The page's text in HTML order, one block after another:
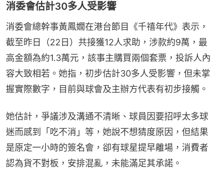
消委會估計30多人受影響
消委會總幹事黃鳳嫺在港台節目《千禧年代》表示，
截至昨日（22日）共接獲12人求助，涉款約9萬，最
高金額為約1.3萬元，該事主購買兩個套票，投訴人內
容大致相若。她指，初步估計30多人受影響，但未掌
握實際數字，目前與球會及主辦方代表有初步接觸。
她估計，爭議涉及溝通不清晰、球員因要招呼太多球
迷而感到「吃不消」等，她說不想猜度原因，但結果
是原定一小時的簽名會，卻有球星提早離場，消費者
認為貨不對板，安排混亂，未能滿足其承諾。